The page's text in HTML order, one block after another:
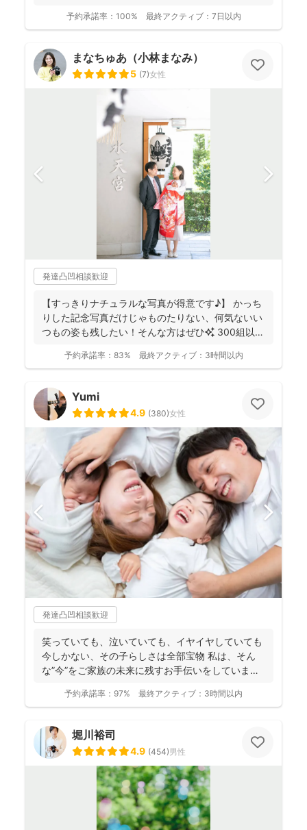
予約承諾率： 100% 最終アクティブ： 7日以内
まなちゅあ（小林まなみ）
5 (7)女性
発達凸凹相談歓迎
【すっきりナチュラルな写真が得意です♪】 かっち
りした記念写真だけじゃものたりない、何気ないい
つもの姿も残したい！そんな方はぜひ✨️ 300組以上
予約承諾率： 83% 最終アクティブ： 3時間以内
Yumi
4.9 (380)女性
発達凸凹相談歓迎
笑っていても、泣いていても、イヤイヤしていても
今しかない、その子らしさは全部宝物 私は、そん
な”今”をご家族の未来に残すお手伝いをしています
予約承諾率： 97% 最終アクティブ： 3時間以内
堀川裕司
4.9 (454)男性